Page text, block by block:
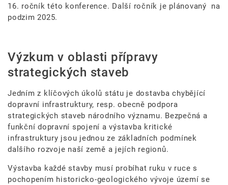
16. ročník této konference. Další ročník je plánovaný na
podzim 2025.
Výzkum v oblasti přípravy
strategických staveb
Jedním z klíčových úkolů státu je dostavba chybějící
dopravní infrastruktury, resp. obecně podpora
strategických staveb národního významu. Bezpečná a
funkční dopravní spojení a výstavba kritické
infrastruktury jsou jednou ze základních podmínek
dalšího rozvoje naší země a jejích regionů.
Výstavba každé stavby musí probíhat ruku v ruce s
pochopením historicko-geologického vývoje území se